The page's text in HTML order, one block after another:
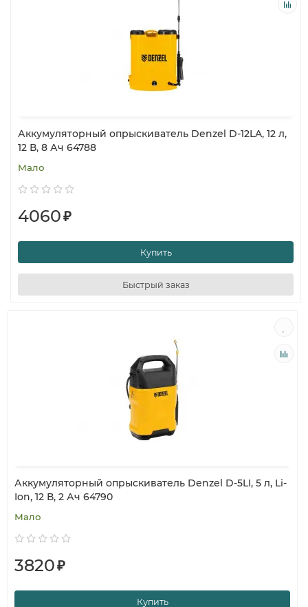
Аккумуляторный опрыскиватель Denzel D-12LA, 12 л,
12 В, 8 Ач 64788
Мало
4060₽
Купить
Быстрый заказ
Аккумуляторный опрыскиватель Denzel D-5LI, 5 л, Li-
Ion, 12 В, 2 Ач 64790
Мало
3820₽
Купить